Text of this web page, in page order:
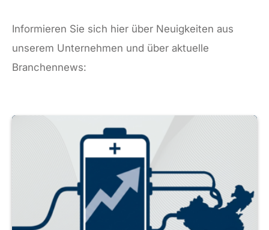
Informieren Sie sich hier über Neuigkeiten aus
unserem Unternehmen und über aktuelle
Branchennews: